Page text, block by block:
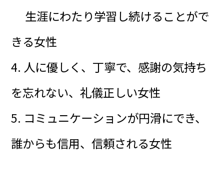
生涯にわたり学習し続けることがで
きる女性
4. 人に優しく、丁寧で、感謝の気持ち
を忘れない、礼儀正しい女性
5. コミュニケーションが円滑にでき、
誰からも信用、信頼される女性